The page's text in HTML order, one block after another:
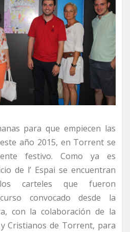
para que empiecen las
año 2015, en Torrent se
festivo. Como ya es
de l’ Espai se encuentran
carteles que fueron
convocado desde la
con la colaboración de la
Cristianos de Torrent, para